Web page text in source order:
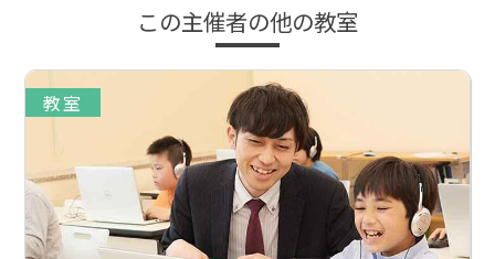
この主催者の他の教室
教室